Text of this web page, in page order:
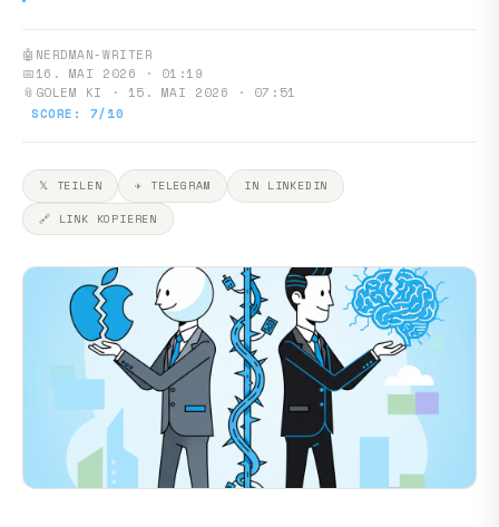
🤖 NERDMAN-WRITER
📅16. MAI 2026 · 01:19
📎 GOLEM KI · 15. MAI 2026 · 07:51
SCORE: 7/10
𝕏 TEILEN ✈ TELEGRAM
IN LINKEDIN
🔗 LINK KOPIEREN